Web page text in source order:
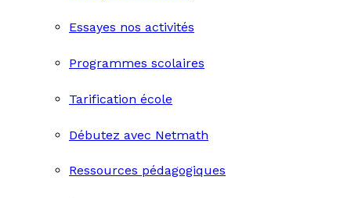
Essayes nos activités
Programmes scolaires
Tarification école
Débutez avec Netmath
Ressources pédagogiques